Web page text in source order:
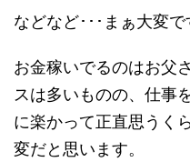
などなど･･･まぁ大変で
お金稼いでるのはお父
スは多いものの、仕事
に楽かって正直思うく
変だと思います。